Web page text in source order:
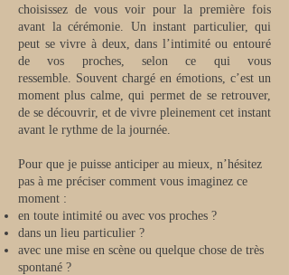
choisissez de vous voir pour la première fois
avant la cérémonie. Un instant particulier, qui
peut se vivre à deux, dans l’intimité ou entouré
de vos proches, selon ce qui vous
ressemble. Souvent chargé en émotions, c’est un
moment plus calme, qui permet de se retrouver,
de se découvrir, et de vivre pleinement cet instant
avant le rythme de la journée.
Pour que je puisse anticiper au mieux, n’hésitez
pas à me préciser comment vous imaginez ce
moment :
en toute intimité ou avec vos proches ?
dans un lieu particulier ?
avec une mise en scène ou quelque chose de très
spontané ?